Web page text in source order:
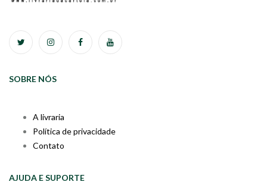
SOBRE NÓS
A livraria
Política de privacidade
Contato
AJUDA E SUPORTE